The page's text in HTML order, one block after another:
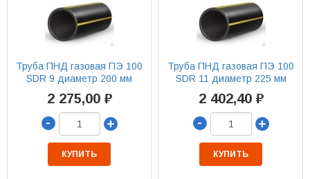
Труба ПНД газовая ПЭ 100
SDR 9 диаметр 200 мм
2 275,00 ₽
-
+
КУПИТЬ
Труба ПНД газовая ПЭ 100
SDR 11 диаметр 225 мм
2 402,40 ₽
-
+
КУПИТЬ